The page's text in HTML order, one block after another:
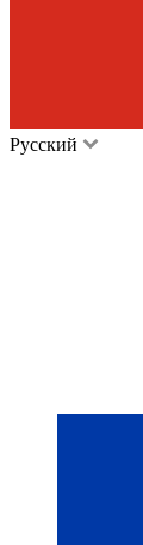
Русский